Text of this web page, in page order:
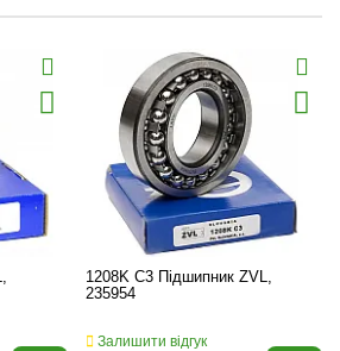
1208K C3 Підшипник ZVL,
235954
Залишити відгук